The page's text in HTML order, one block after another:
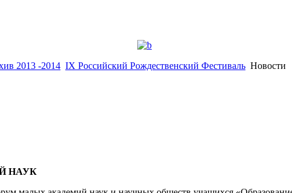
2013 -2014 IX Российский Рождественский Фестиваль Новости
НАУК